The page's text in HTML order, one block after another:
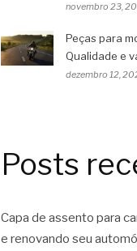
novembro 23,
Peças para
Qualidade e
dezembro 12,
Posts
Capa de assento para
e renovando seu